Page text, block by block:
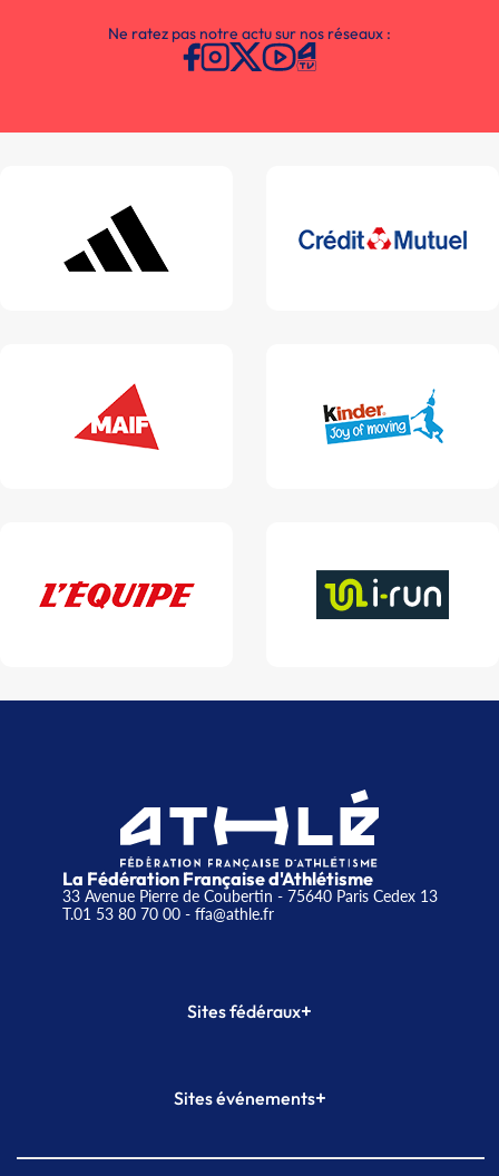
Ne ratez pas notre actu sur nos réseaux :
La Fédération Française d'Athlétisme
33 Avenue Pierre de Coubertin - 75640 Paris Cedex 13
T.01 53 80 70 00- ffa@athle.fr
Sites fédéraux+
Plateforme Formation
Sites événements+
Meeting de Paris indoor